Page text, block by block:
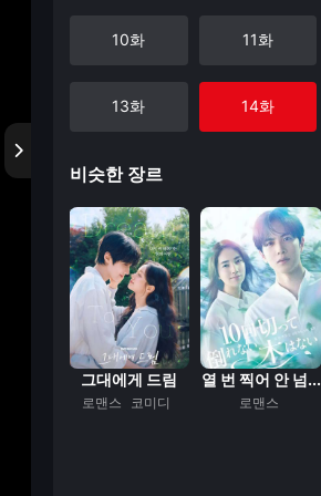
10화 11화
13화 14화
16화
19화 20화
22화 23화
25화
비슷한 장르
그대에게 드림
로맨스 코미디
열 번 찍어 안 넘...
로맨스